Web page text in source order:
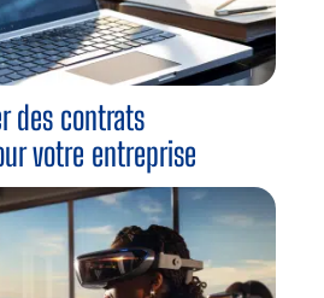
des contrats
votre entreprise